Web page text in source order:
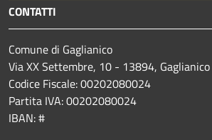
CONTATTI
Comune di Gaglianico
Via XX Settembre, 10 - 13894, Gaglianico
Codice Fiscale: 00202080024
Partita IVA: 00202080024
IBAN: #